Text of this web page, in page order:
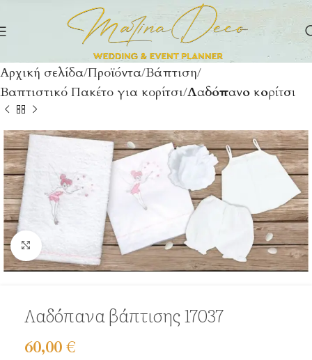
Αρχική σελίδα Προϊόντα Βάπτιση
Βαπτιστικό Πακέτο για κορίτσι Λαδόπανο κορίτσι
Click to enlarge
Λαδόπανα βάπτισης 17037
60,00€